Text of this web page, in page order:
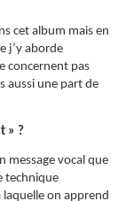
cet album mais en
j’y aborde
concernent pas
aussi une part de
» ?
message vocal que
technique
laquelle on apprend